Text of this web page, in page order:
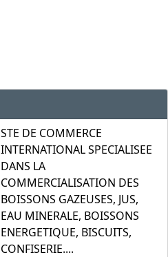
STE DE COMMERCE
INTERNATIONAL SPECIALISEE
DANS LA
COMMERCIALISATION DES
BOISSONS GAZEUSES, JUS,
EAU MINERALE, BOISSONS
ENERGETIQUE, BISCUITS,
CONFISERIE....